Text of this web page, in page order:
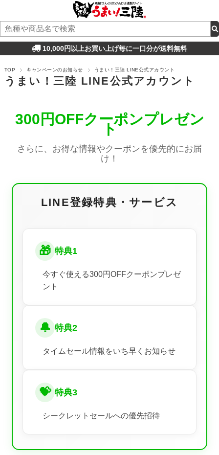
10,000円以上お買い上げ毎に一口分が送料無料
TOP キャンペーンのお知らせ うまい！三陸 LINE公式アカウント
うまい！三陸 LINE公式アカウント
300円OFFクーポンプレゼン
ト
さらに、お得な情報やクーポンを優先的にお届
け！
LINE登録特典・サービス
🎁 特典1
今すぐ使える300円OFFクーポンプレゼ
ント
🔔 特典2
タイムセール情報をいち早くお知らせ
💝 特典3
シークレットセールへの優先招待